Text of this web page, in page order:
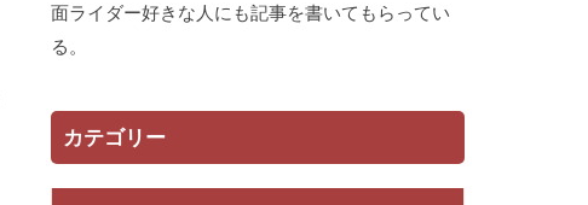
面ライダー好きな人にも記事を書いてもらってい
る。
カテゴリー